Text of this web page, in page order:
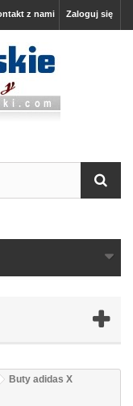
Zaloguj się
z nami
Buty adidas X